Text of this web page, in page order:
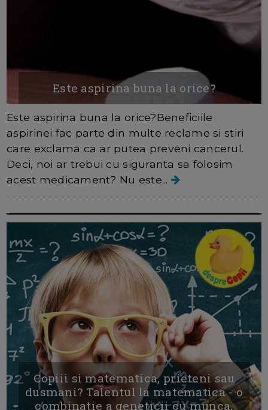
Este aspirina buna la orice?
Este aspirina buna la orice?Beneficiile
aspirinei fac parte din multe reclame si stiri
care exclama ca ar putea preveni cancerul.
Deci, noi ar trebui cu siguranta sa folosim
acest medicament? Nu este...
Copiii si matematica, prieteni sau
dusmani? Talentul la matematica - o
combinatie a geneticii cu munca,